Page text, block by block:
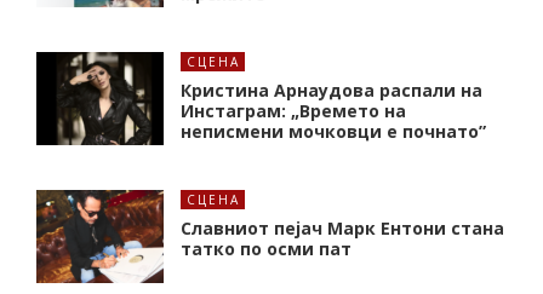
СЦЕНА
Кристина Арнаудова распали на
Инстаграм: „Времето на
неписмени мочковци е почнато”
СЦЕНА
Славниот пејач Марк Ентони стана
татко по осми пат